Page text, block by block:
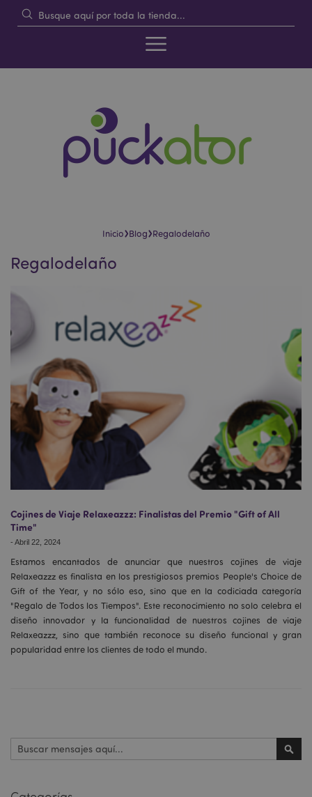
Inicio›Blog›Regalodelaño
Regalodelaño
Cojines de Viaje Relaxeazzz: Finalistas del Premio "Gift of All
Time"
- Abril 22, 2024
Estamos encantados de anunciar que nuestros cojines de viaje
Relaxeazzz es finalista en los prestigiosos premios People's Choice de
Gift of the Year, y no sólo eso, sino que en la codiciada categoría
"Regalo de Todos los Tiempos". Este reconocimiento no solo celebra el
diseño innovador y la funcionalidad de nuestros cojines de viaje
Relaxeazzz, sino que también reconoce su diseño funcional y gran
popularidad entre los clientes de todo el mundo.
Buscar